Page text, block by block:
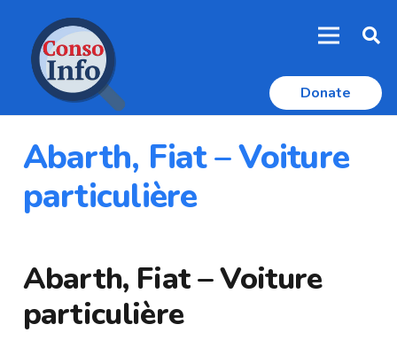
Donate
Abarth, Fiat – Voiture
particulière
Abarth, Fiat – Voiture
particulière